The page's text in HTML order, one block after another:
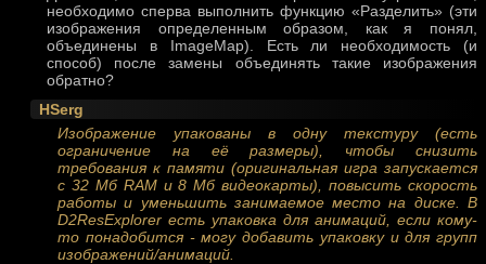
необходимо сперва выполнить функцию «Разделить» (эти
изображения определенным образом, как я понял,
объединены в ImageMap). Есть ли необходимость (и
способ) после замены объединять такие изображения
обратно?
HSerg
Изображение упакованы в одну текстуру (есть
ограничение на её размеры), чтобы снизить
требования к памяти (оригинальная игра запускается
с 32 Мб RAM и 8 Мб видеокарты), повысить скорость
работы и уменьшить занимаемое место на диске. В
D2ResExplorer есть упаковка для анимаций, если кому-
то понадобится - могу добавить упаковку и для групп
изображений/анимаций.